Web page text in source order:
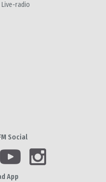
Live-radio
Social
App